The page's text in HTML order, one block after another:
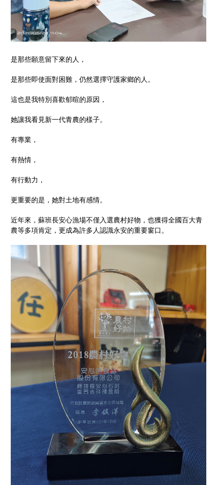
是那些願意留下來的人，
是那些即使面對困難，仍然選擇守護家鄉的人。
這也是我特別喜歡郁暄的原因，
她讓我看見新一代青農的樣子。
有專業，
有熱情，
有行動力，
更重要的是，她對土地有感情。
近年來，蘇班長安心漁場不僅入選農村好物，也獲得全國百大青
農等多項肯定，更成為許多人認識永安的重要窗口。